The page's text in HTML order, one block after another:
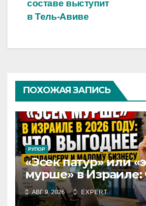
составе выступит
в Тель-Авиве
ПОХОЖАЯ ЗАПИСЬ
РУПОР
«Эсек патур» или
мурше» в Израиле:
выгоднее
малому бизнесу в
АВГ 9, 2026 EXPERT